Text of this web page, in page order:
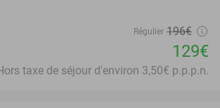
Régulier 196€
129€
taxe de séjour d'environ 3,50€ p.p.p.n.